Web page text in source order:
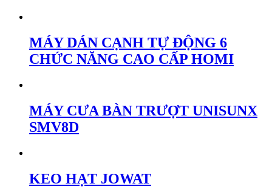
MÁY DÁN CẠNH TỰ ĐỘNG 6
CHỨC NĂNG CAO CẤP HOMI
MÁY CƯA BÀN TRƯỢT UNISUNX
SMV8D
KEO HẠT JOWAT